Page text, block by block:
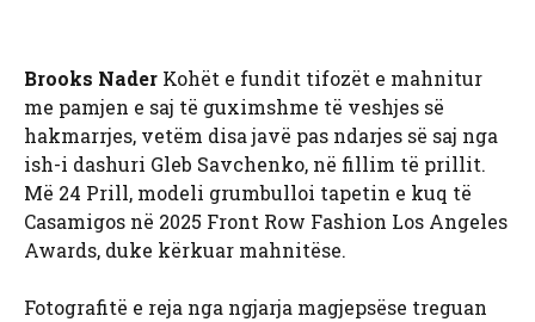
Brooks Nader Kohët e fundit tifozët e mahnitur
me pamjen e saj të guximshme të veshjes së
hakmarrjes, vetëm disa javë pas ndarjes së saj nga
ish-i dashuri Gleb Savchenko, në fillim të prillit.
Më 24 Prill, modeli grumbulloi tapetin e kuq të
Casamigos në 2025 Front Row Fashion Los Angeles
Awards, duke kërkuar mahnitëse.
Fotografitë e reja nga ngjarja magjepsëse treguan